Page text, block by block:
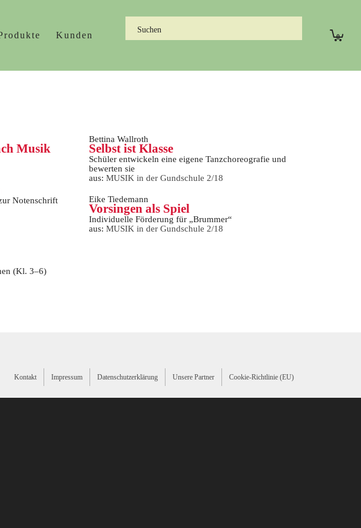
Kunden 0
Musik
Notenschrift
(Kl. 3–6)
Bettina Wallroth
Selbst ist Klasse
Schüler entwickeln eine eigene Tanzchoreografie und
bewerten sie
aus: MUSIK in der Gundschule 2/18
Eike Tiedemann
Vorsingen als Spiel
Individuelle Förderung für „Brummer“
aus: MUSIK in der Gundschule 2/18
Kontakt Impressum Datenschutzerklärung Unsere Partner Cookie-Richtlinie (EU)